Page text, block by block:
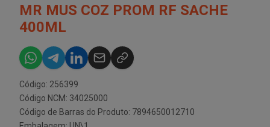
MR MUS COZ PROM RF SACHE
400ML
Código: 256399
Código NCM: 34025000
Código de Barras do Produto: 7894650012710